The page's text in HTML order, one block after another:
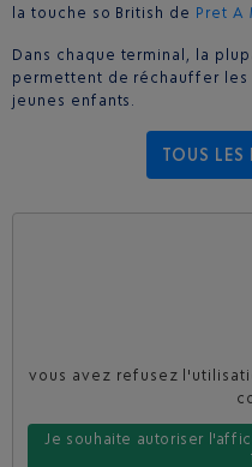
la touche so British de Pret A
Dans chaque terminal, la
permettent de réchauffer
jeunes enfants.
TOUS LES
vous avez refusez
Je souhaite autoriser